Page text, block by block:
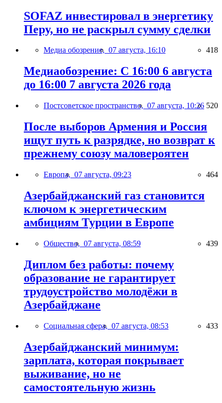
SOFAZ инвестировал в энергетику
Перу, но не раскрыл сумму сделки
Медиа обозрение, 07 августа, 16:10 418
Медиаобозрение: С 16:00 6 августа
до 16:00 7 августа 2026 года
Постсоветское пространство, 07 августа, 10:26 520
После выборов Армения и Россия
ищут путь к разрядке, но возврат к
прежнему союзу маловероятен
Европа, 07 августа, 09:23 464
Азербайджанский газ становится
ключом к энергетическим
амбициям Турции в Европе
Общество, 07 августа, 08:59 439
Диплом без работы: почему
образование не гарантирует
трудоустройство молодёжи в
Азербайджане
Социальная сфера, 07 августа, 08:53 433
Азербайджанский минимум:
зарплата, которая покрывает
выживание, но не
самостоятельную жизнь